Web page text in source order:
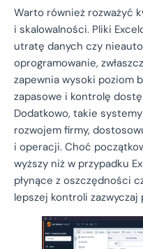
Warto również rozważyć
i skalowalności. Pliki
utratę danych czy
oprogramowanie,
zapewnia wysoki poziom
zapasowe i kontrolę
Dodatkowo, takie
rozwojem firmy,
i operacji. Choć
wyższy niż w przypadku
płynące z oszczędności
lepszej kontroli